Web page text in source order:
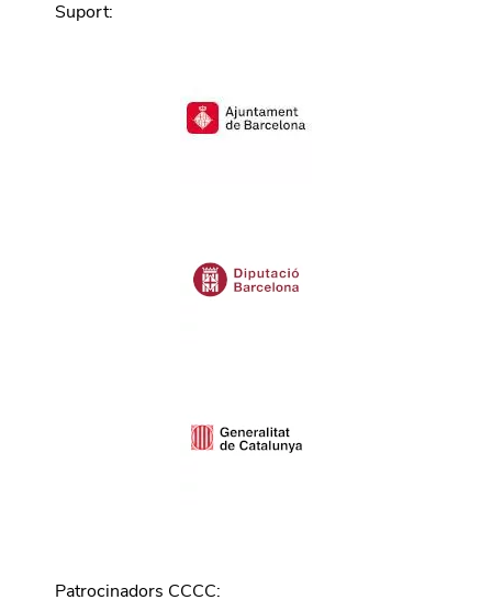
Suport:
Patrocinadors CCCC: